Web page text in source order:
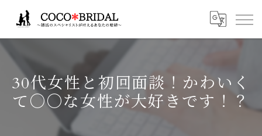
30代女性と初回面談！かわいく
て○○な女性が大好きです！？